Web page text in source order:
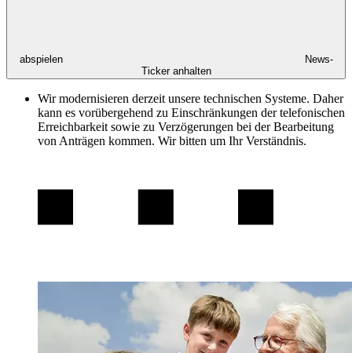
abspielen
News-
Ticker anhalten
Wir modernisieren derzeit unsere technischen Systeme. Daher
kann es vorübergehend zu Einschränkungen der telefonischen
Erreichbarkeit sowie zu Verzögerungen bei der Bearbeitung
von Anträgen kommen. Wir bitten um Ihr Verständnis.